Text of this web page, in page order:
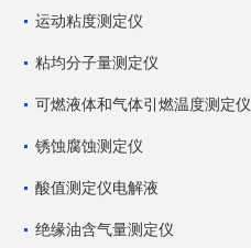
运动粘度测定仪
粘均分子量测定仪
可燃液体和气体引燃温度测定仪
锈蚀腐蚀测定仪
酸值测定仪电解液
绝缘油含气量测定仪